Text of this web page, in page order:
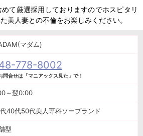
て厳選採用しておりますのでホスピタリ
美人妻との不倫をお楽しみください。
マダム)
778-8002
問合せは「マニアックス見た」で！
～翌0:00
40代50代美人専科ソープランド
型